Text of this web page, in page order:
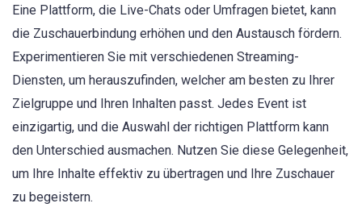
Eine Plattform, die Live-Chats oder Umfragen bietet, kann
die Zuschauerbindung erhöhen und den Austausch fördern.
Experimentieren Sie mit verschiedenen Streaming-
Diensten, um herauszufinden, welcher am besten zu Ihrer
Zielgruppe und Ihren Inhalten passt. Jedes Event ist
einzigartig, und die Auswahl der richtigen Plattform kann
den Unterschied ausmachen. Nutzen Sie diese Gelegenheit,
um Ihre Inhalte effektiv zu übertragen und Ihre Zuschauer
zu begeistern.